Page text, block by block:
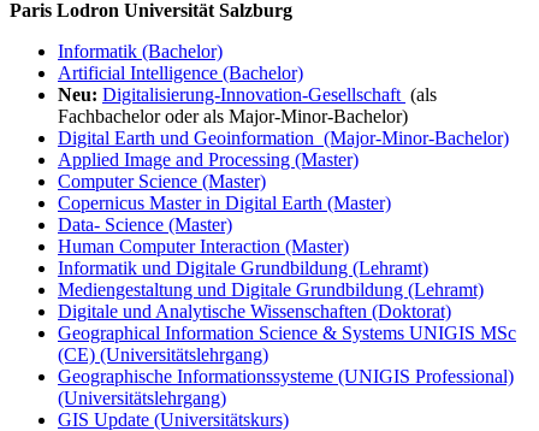
Paris Lodron Universität Salzburg
Informatik (Bachelor)
Artificial Intelligence (Bachelor)
Neu: Digitalisierung-Innovation-Gesellschaft (als
Fachbachelor oder als Major-Minor-Bachelor)
Digital Earth und Geoinformation (Major-Minor-Bachelor)
Applied Image and Processing (Master)
Computer Science (Master)
Copernicus Master in Digital Earth (Master)
Data- Science (Master)
Human Computer Interaction (Master)
Informatik und Digitale Grundbildung (Lehramt)
Mediengestaltung und Digitale Grundbildung (Lehramt)
Digitale und Analytische Wissenschaften (Doktorat)
Geographical Information Science & Systems UNIGIS MSc
(CE) (Universitätslehrgang)
Geographische Informationssysteme (UNIGIS Professional)
(Universitätslehrgang)
GIS Update (Universitätskurs)